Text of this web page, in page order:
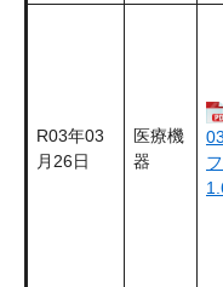
R03年03
月26日
医療機
器